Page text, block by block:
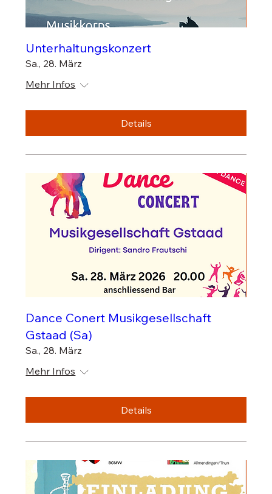
Unterhaltungskonzert
Sa., 28. März
Mehr Infos
Details
Dance Conert Musikgesellschaft
Gstaad (Sa)
Sa., 28. März
Mehr Infos
Details